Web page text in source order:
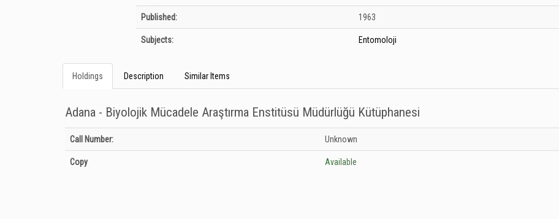
Published: 1963
Subjects: Entomoloji
Holdings Description Similar Items
Adana - Biyolojik Mücadele Araştırma Enstitüsü Müdürlüğü Kütüphanesi
Holdings details from Adana - Biyolojik Mücadele Araştırma Enstitüsü Müdürlüğü Kütüphanesi: Unknown
Call Number: Unknown
Copy Available